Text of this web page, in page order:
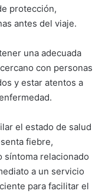
protección,
antes del viaje.
una adecuada
con personas
y estar atentos a
el estado de salud
fiebre,
síntoma relacionado
a un servicio
para facilitar el